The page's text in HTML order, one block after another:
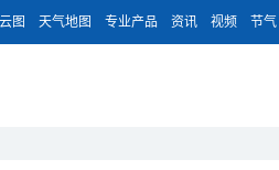
云图 天气地图 专业产品 资讯 视频 节气